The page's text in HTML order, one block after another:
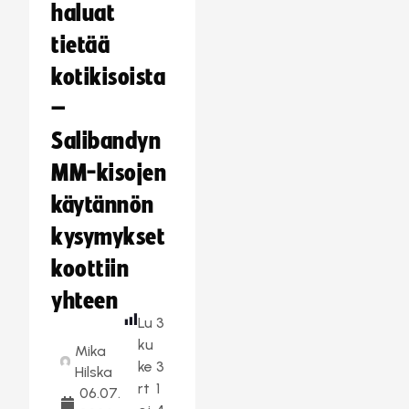
haluat
tietää
kotikisoista
–
Salibandyn
MM-kisojen
käytännön
kysymykset
koottiin
yhteen
Mika
Hilska
06.07.
Lu
ku
ke
rt
3
3
1